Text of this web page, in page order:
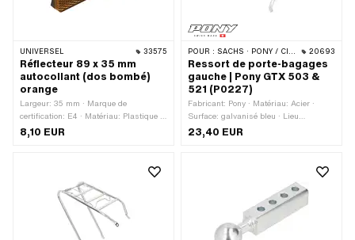
UNIVERSEL 33575
Réflecteur 89 x 35 mm
autocollant (dos bombé)
orange
Largeur: 35 mm · Marque de
certification: E4 · Matériau: Plastique ·
Couleur: orange · Longueur totale: 85
mm · Type de fixation: coller · Hauteur:
8,10 EUR
POUR : SACHS · PONY / CILO (BÊTA 521 & 512) 20693
Ressort de porte-bagages
gauche | Pony GTX 503 &
521 (P0227)
Fabricant: Pony · Matériau: Acier ·
Surface: galvanisé bleu · Lieu
d'utilisation: à gauche · Pony numéro
OEM: P0227
23,40 EUR